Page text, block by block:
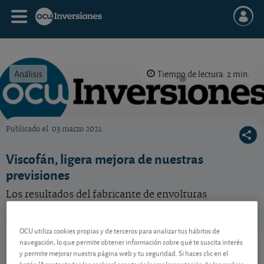
Análisis Tiempo de lectura: 2 min.
Publicado el 03 marzo 2021
Viscofán, ligera mejora de nuestras
previsiones
Los resultados del fabricante de envolturas
Viscofán
ES0184262212
57,30 EUR
OCU utiliza cookies propias y de terceros para analizar tus hábitos de
navegación, lo que permite obtener información sobre qué te suscita interés
y permite mejorar nuestra página web y tu seguridad. Si haces clic en el